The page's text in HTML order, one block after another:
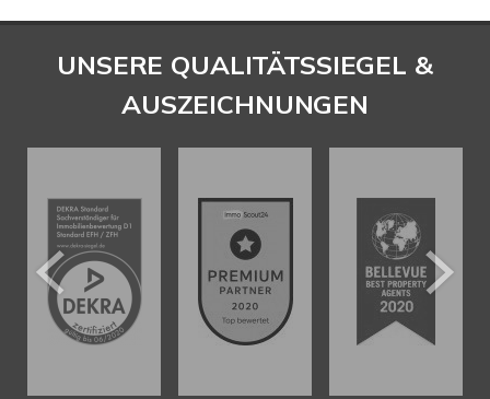
UNSERE QUALITÄTSSIEGEL &
AUSZEICHNUNGEN